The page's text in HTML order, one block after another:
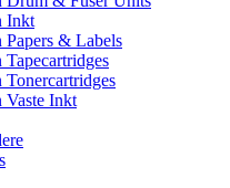
Inkt
Papers & Labels
Vaste Inkt